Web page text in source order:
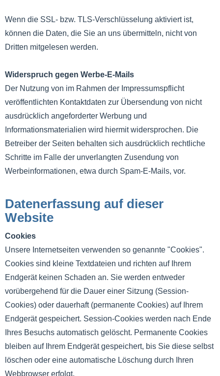
Wenn die SSL- bzw. TLS-Verschlüsselung aktiviert ist,
können die Daten, die Sie an uns übermitteln, nicht von
Dritten mitgelesen werden.
Widerspruch gegen Werbe-E-Mails
Der Nutzung von im Rahmen der Impressumspflicht
veröffentlichten Kontaktdaten zur Übersendung von nicht
ausdrücklich angeforderter Werbung und
Informationsmaterialien wird hiermit widersprochen. Die
Betreiber der Seiten behalten sich ausdrücklich rechtliche
Schritte im Falle der unverlangten Zusendung von
Werbeinformationen, etwa durch Spam-E-Mails, vor.
Datenerfassung auf dieser
Website
Cookies
Unsere Internetseiten verwenden so genannte "Cookies".
Cookies sind kleine Textdateien und richten auf Ihrem
Endgerät keinen Schaden an. Sie werden entweder
vorübergehend für die Dauer einer Sitzung (Session-
Cookies) oder dauerhaft (permanente Cookies) auf Ihrem
Endgerät gespeichert. Session-Cookies werden nach Ende
Ihres Besuchs automatisch gelöscht. Permanente Cookies
bleiben auf Ihrem Endgerät gespeichert, bis Sie diese selbst
löschen oder eine automatische Löschung durch Ihren
Webbrowser erfolgt.